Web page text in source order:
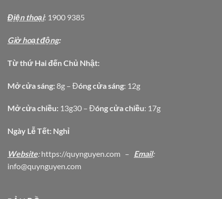
Địện thoại: 1900 9385
Giờ hoạt động:
Từ thứ Hai đến Chủ Nhật:
Mở cửa sáng: 8g – Đóng cửa sáng: 12g
Mở cửa chiều: 13g30 – Đóng cửa chiều: 17g
Ngày Lễ Tết: Nghỉ
Website:https://quynguyen.com – Email:
info@quynguyen.com